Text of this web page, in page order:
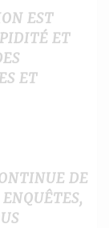
EST
ET
ET
DE